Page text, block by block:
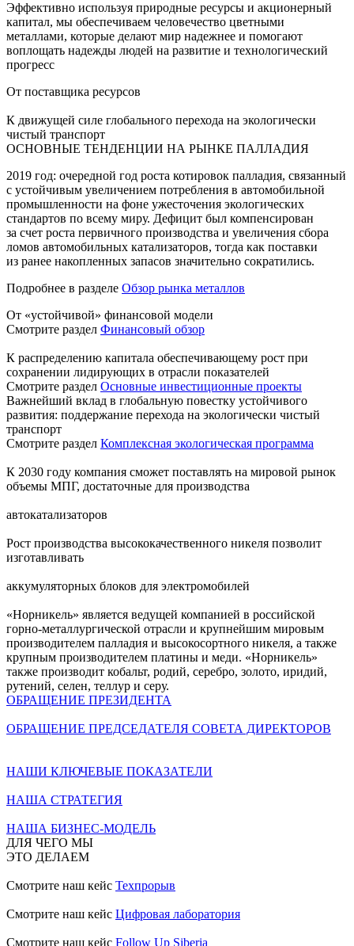
Эффективно используя природные ресурсы и акционерный
капитал, мы обеспечиваем человечество цветными
металлами, которые делают мир надежнее и помогают
воплощать надежды людей на развитие и технологический
прогресс
От поставщика ресурсов
К движущей силе глобального перехода на экологически
чистый транспорт
ОСНОВНЫЕ ТЕНДЕНЦИИ НА РЫНКЕ ПАЛЛАДИЯ
2019 год: очередной год роста котировок палладия, связанный
с устойчивым увеличением потребления в автомобильной
промышленности на фоне ужесточения экологических
стандартов по всему миру. Дефицит был компенсирован
за счет роста первичного производства и увеличения сбора
ломов автомобильных катализаторов, тогда как поставки
из ранее накопленных запасов значительно сократились.
Подробнее в разделе Обзор рынка металлов
От «устойчивой» финансовой модели
Смотрите раздел Финансовый обзор
К распределению капитала обеспечивающему рост при
сохранении лидирующих в отрасли показателей
Смотрите раздел Основные инвестиционные проекты
Важнейший вклад в глобальную повестку устойчивого
развития: поддержание перехода на экологически чистый
транспорт
Смотрите раздел Комплексная экологическая программа
К 2030 году компания сможет поставлять на мировой рынок
объемы МПГ, достаточные для производства
автокатализаторов
Рост производства высококачественного никеля позволит
изготавливать
аккумуляторных блоков для электромобилей
«Норникель» является ведущей компанией в российской
горно-металлургической отрасли и крупнейшим мировым
производителем палладия и высокосортного никеля, а также
крупным производителем платины и меди. «Норникель»
также производит кобальт, родий, серебро, золото, иридий,
рутений, селен, теллур и серу.
ОБРАЩЕНИЕ ПРЕЗИДЕНТА
ОБРАЩЕНИЕ ПРЕДСЕДАТЕЛЯ СОВЕТА ДИРЕКТОРОВ
НАШИ КЛЮЧЕВЫЕ ПОКАЗАТЕЛИ
НАША СТРАТЕГИЯ
НАША БИЗНЕС-МОДЕЛЬ
ДЛЯ ЧЕГО МЫ
ЭТО ДЕЛАЕМ
Смотрите наш кейс Техпрорыв
Смотрите наш кейс Цифровая лаборатория
Смотрите наш кейс Follow Up Siberia